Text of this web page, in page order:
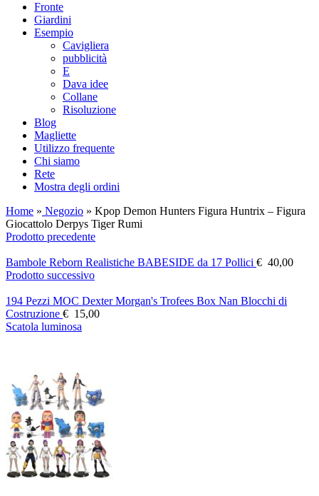
Fronte
Giardini
Esempio
Cavigliera
pubblicità
E
Dava idee
Collane
Risoluzione
Blog
Magliette
Utilizzo frequente
Chi siamo
Rete
Mostra degli ordini
Home » Negozio » Kpop Demon Hunters Figura Huntrix – Figura
Giocattolo Derpys Tiger Rumi
Prodotto precedente
Bambole Reborn Realistiche BABESIDE da 17 Pollici € 40,00
Prodotto successivo
194 Pezzi MOC Dexter Morgan's Trofees Box Nan Blocchi di
Costruzione € 15,00
Scatola luminosa